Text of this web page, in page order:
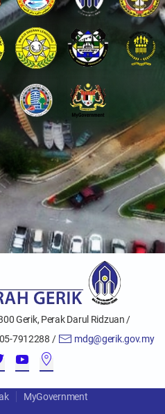
Gerik, Perak Darul Ridzuan /
05-7912288 / mdg@gerik.gov.my
MyGovernment